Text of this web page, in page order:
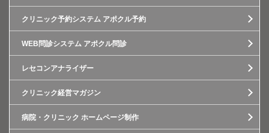
クリニック予約システム アポクル予約
WEB問診システム アポクル問診
レセコンアナライザー
クリニック経営マガジン
病院・クリニック ホームページ制作